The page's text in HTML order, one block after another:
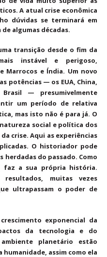
A atual crise econômica
dúvidas se terminará em
algumas décadas.
transição desde o fim da
instável e perigoso,
Marrocos e Índia. Um novo
potências — os EUA, China,
— presumivelmente
um período de relativa
mas isto não é para já. O
social e política dos
crise. Aqui as experiências
O historiador pode
herdadas do passado. Como
faz a sua própria história.
muitas vezes
ultrapassam o poder de
exponencial da
da tecnologia e do
planetário estão
assim como ela